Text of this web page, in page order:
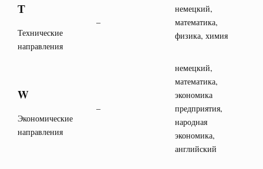
Т
Технические
направления
–
немецкий,
математика,
физика, химия
W
Экономические
направления
–
немецкий,
математика,
экономика
предприятия,
народная
экономика,
английский